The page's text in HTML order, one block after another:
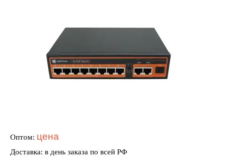
Оптом: цена
Доставка: в день заказа по всей РФ